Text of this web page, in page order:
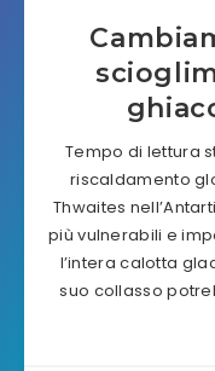
Tempo di lettura
riscaldamento
Thwaites
più vulnerabili e
l’intera calotta
suo collasso